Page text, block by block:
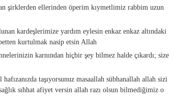
şirklerden ellerinden öperim kıymetlimiz rabbim uzun
kardeşlerimize yardım eylesin enkaz enkaz altındaki
kurtulmak nasip etsin Allah
karnından hiçbir şey bilmez halde çıkardı; size
taşıyorsunuz masaallah sübhanallah allah sizi
sıhhat afiyet versin allah razı olsun bilmediğimiz o